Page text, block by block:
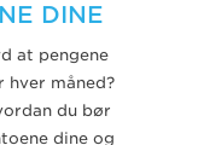
DINE
at pengene
hver måned?
du bør
dine og